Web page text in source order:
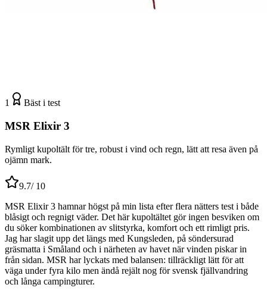
1 Bäst i test
MSR Elixir 3
Rymligt kupoltält för tre, robust i vind och regn, lätt att resa även på
ojämn mark.
9.7/ 10
MSR Elixir 3 hamnar högst på min lista efter flera nätters test i både
blåsigt och regnigt väder. Det här kupoltältet gör ingen besviken om
du söker kombinationen av slitstyrka, komfort och ett rimligt pris.
Jag har slagit upp det längs med Kungsleden, på söndersurad
gräsmatta i Småland och i närheten av havet när vinden piskar in
från sidan. MSR har lyckats med balansen: tillräckligt lätt för att
väga under fyra kilo men ändå rejält nog för svensk fjällvandring
och långa campingturer.